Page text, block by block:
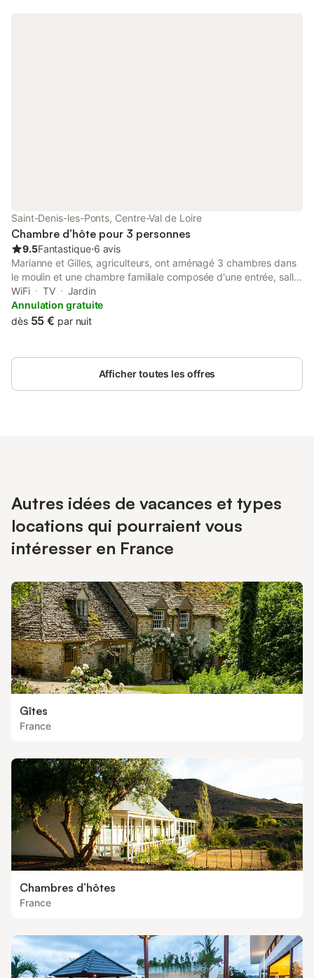
Saint-Denis-les-Ponts, Centre-Val de Loire
Chambre d’hôte pour 3 personnes
9.5Fantastique⋅6 avis
Marianne et Gilles, agriculteurs, ont aménagé 3 chambres dans
le moulin et une chambre familiale composée d'une entrée, salle
de bains, WC, couloir et 2 chambres séparées avec chacune un
grand lit et un petit lit. Nous mettons une salle avec coin cuisine
à disposition de nos hôtes. Nous sommes situées au bord du
WiFi TV
Jardin
Annulation gratuite
dès 55 € par nuit
Afficher toutes les offres
Autres idées de vacances et types
locations qui pourraient vous
intéresser en France
Gîtes
France
Chambres d’hôtes
France